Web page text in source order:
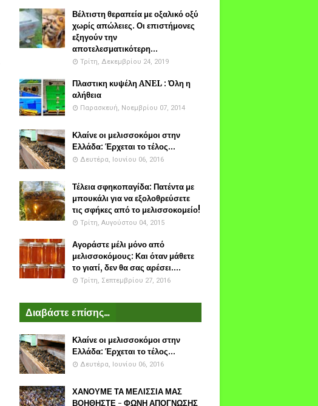
Βέλτιστη θεραπεία με οξαλικό οξύ
χωρίς απώλειες. Οι επιστήμονες
εξηγούν την
αποτελεσματικότερη...
Τρίτη, Δεκεμβρίου 24, 2019
Πλαστικη κυψέλη ANEL : Όλη η
αλήθεια
Παρασκευή, Νοεμβρίου 07, 2014
Κλαίνε οι μελισσοκόμοι στην
Ελλάδα: Έρχεται το τέλος...
Δευτέρα, Ιουνίου 06, 2016
Τέλεια σφηκοπαγίδα: Πατέντα με
μπουκάλι για να εξολοθρεύσετε
τις σφήκες από το μελισσοκομείο!
Τρίτη, Αυγούστου 04, 2015
Αγοράστε μέλι μόνο από
μελισσοκόμους: Και όταν μάθετε
το γιατί, δεν θα σας αρέσει....
Τρίτη, Σεπτεμβρίου 27, 2016
Διαβάστε επίσης...
Κλαίνε οι μελισσοκόμοι στην
Ελλάδα: Έρχεται το τέλος...
Δευτέρα, Ιουνίου 06, 2016
ΧΑΝΟΥΜΕ ΤΑ ΜΕΛΙΣΣΙΑ ΜΑΣ
ΒΟΗΘΗΣΤΕ - ΦΩΝΗ ΑΠΟΓΝΩΣΗΣ